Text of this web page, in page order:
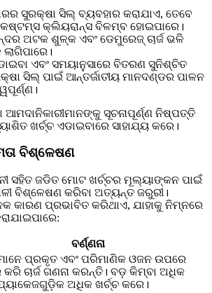
ସୁରକ୍ଷା ସିଲ୍ ବ୍ୟବହାର କରାଯାଏ, ତେବେ
କ୍ଲିୟରାନ୍ସ ବିଳମ୍ବ ହୋଇପାରେ।
ଅଟକ ଶୁଳ୍କ ଏବଂ ଡେମୁରେଜ୍ ଚାର୍ଜ ଭଳି
ଏବଂ ସମୟାନୁସାରେ ବିତରଣ ସୁନିଶ୍ଚିତ
ସିଲ୍ ପାଇଁ ଆନ୍ତର୍ଜାତୀୟ ମାନଦଣ୍ଡର ପାଳନ
ସୂଚନାପୂର୍ଣ୍ଣ ନିଷ୍ପତ୍ତି
ଖର୍ଚ୍ଚ ଏଡାଇବାରେ ସାହାଯ୍ୟ କରେ।
ବିଶ୍ଳେଷଣ
ସହିତ ଜଡିତ ମୋଟ ଖର୍ଚ୍ଚର ମୂଲ୍ୟାଙ୍କନ ପାଇଁ
ବିଶ୍ଳେଷଣ କରିବା ଅତ୍ୟନ୍ତ ଜରୁରୀ।
କାରଣ ପ୍ରଭାବିତ କରିଥାଏ, ଯାହାକୁ ନିମ୍ନରେ
ବର୍ଣ୍ଣନା
ପ୍ରକୃତ ଏବଂ ପରିମାଣିକ ଓଜନ ଉପରେ
ଚାର୍ଜ ଗଣନା କରନ୍ତି। ବଡ଼ କିମ୍ବା ଅଧିକ
ପ୍ୟାକେଜଗୁଡ଼ିକ ଅଧିକ ଖର୍ଚ୍ଚ କରେ।